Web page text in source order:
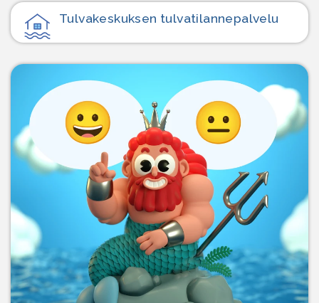
Tulvakeskuksen tulvatilanne­palvelu